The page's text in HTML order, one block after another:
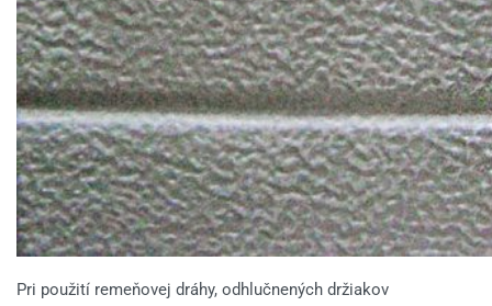
Pri použití remeňovej dráhy, odhlučnených držiakov